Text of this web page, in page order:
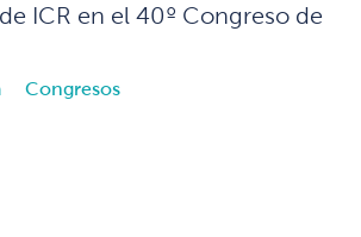
ICR en el 40º Congreso de
Congresos